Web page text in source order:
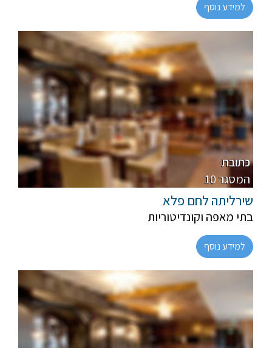
למידע נוסף
מהדרין
פרווה
כתובת
10 המסגר
שירליתה לחם פלא
בתי מאפה וקונדיטוריות
למידע נוסף